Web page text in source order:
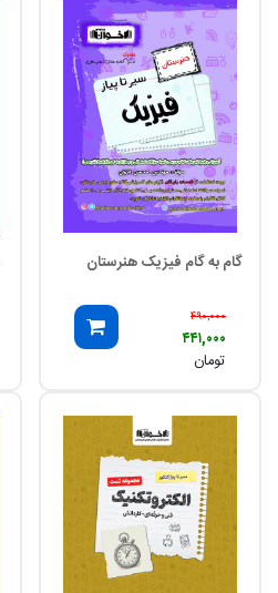
گام به گام فیزیک هنرستان
۴۹۰,۰۰۰
۴۴۱,۰۰۰
تومان